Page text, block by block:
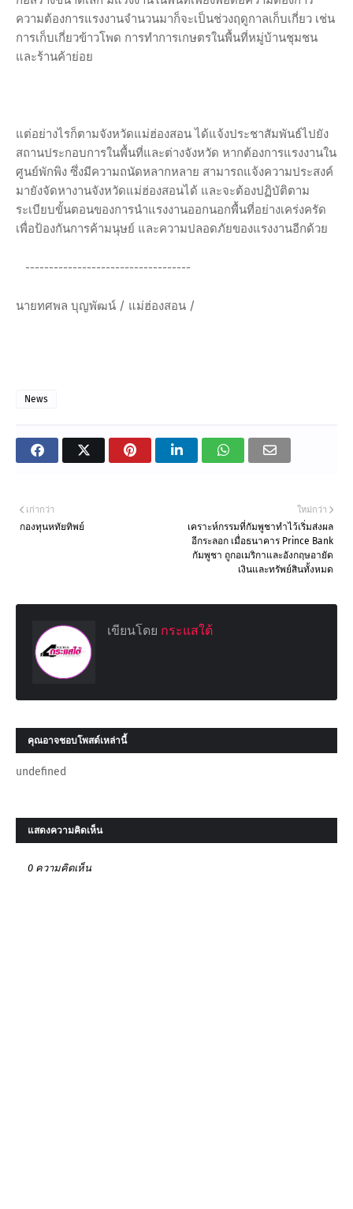
ความต้องการแรงงานจำนวนมาก็จะเป็นช่วงฤดูกาลเก็บเกี่ยว เช่น
การเก็บเกี่ยวข้าวโพด การทำการเกษตรในพื้นที่หมู่บ้านชุมชน
และร้านค้าย่อย
แต่อย่างไรก็ตามจังหวัดแม่ฮ่องสอน ได้แจ้งประชาสัมพันธ์ไปยัง
สถานประกอบการในพื้นที่และต่างจังหวัด หากต้องการแรงงานใน
ศูนย์พักพิง ซึ่งมีความถนัดหลากหลาย สามารถแจ้งความประสงค์
มายังจัดหางานจังหวัดแม่ฮ่องสอนได้ และจะต้องปฏิบัติตาม
ระเบียบขั้นตอนของการนำแรงงานออกนอกพื้นที่อย่างเคร่งครัด
เพื่อป้องกันการค้ามนุษย์ และความปลอดภัยของแรงงานอีกด้วย
-----------------------------------
นายทศพล บุญพัฒน์ / แม่ฮ่องสอน /
News
ใหม่กว่า
เคราะห์​กรรมที่กัมพูชา​ทำไว้เริ่มส่งผล
อีกระลอก เมื่อธนาคาร Prince Bank
กัมพูชา ถูกอเมริกาและอังกฤษ​อายัด
เงินและทรัพย์สินทั้งหมด
เก่ากว่า
กองทุนหทัยทิพย์
เขียนโดย กระแสใต้
คุณอาจชอบโพสต์เหล่านี้
undefined
แสดงความคิดเห็น
0 ความคิดเห็น